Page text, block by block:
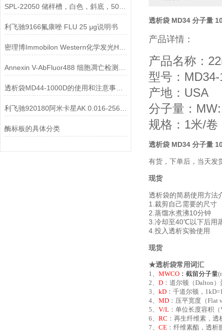
SPL-22050 储样槽，白色，斜底，50ml，单槽，单独包装
利飞驰9166氟康唑 FLU 25 μg说明书
透析袋MD44-1000D的使用和注意事项说明
酶标板的具体分类
透析袋 MD34 分子量
产品详情：
产品名称：
型号：
产地：USA
分子量：
规格：1米/卷
透析袋 MD34 分子量
有货，下单后，当天发
现货
透析袋的简易使用方法
1.裁剪自己需要的尺寸
2.蒸馏水煮沸10分钟
3.冷却至40℃以下后用
4.投入透析实验使用
现货
★透析袋常用词汇
1、 MWCO ： 截留分子量
2、 D ：道尔顿（Dalton
3、 kD ：千道尔顿，
4、 MD ：压平宽度（
5、 V/L ：单位长度容积
6、 RC ：再生纤维素，
7、 CE ：纤维素酯，透析